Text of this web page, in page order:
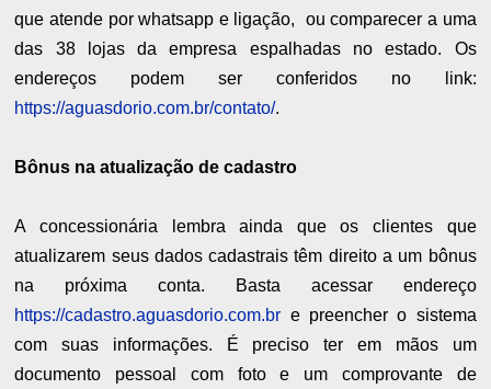
que atende por whatsapp e ligação, ou comparecer a uma
das 38 lojas da empresa espalhadas no estado. Os
endereços podem ser conferidos no link:
https://aguasdorio.com.br/contato/.
Bônus na atualização de cadastro
A concessionária lembra ainda que os clientes que
atualizarem seus dados cadastrais têm direito a um bônus
na próxima conta. Basta acessar endereço
https://cadastro.aguasdorio.com.br e preencher o sistema
com suas informações. É preciso ter em mãos um
documento pessoal com foto e um comprovante de